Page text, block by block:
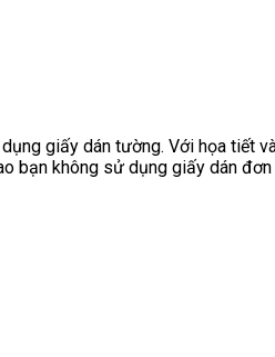
giấy dán tường. Với họa tiết
bạn không sử dụng giấy dán